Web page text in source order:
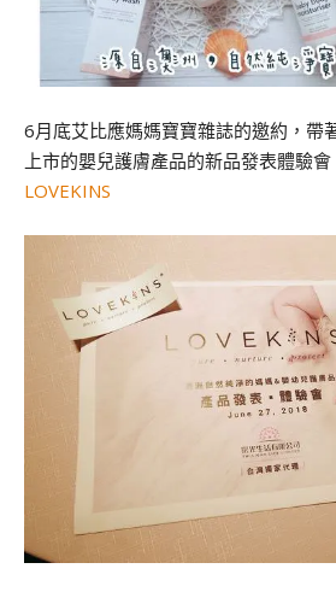
6月底艾比應媽媽寶寶雜誌的邀約，帶
上市的嬰兒護膚產品的新品發表體驗
LOVEKINS